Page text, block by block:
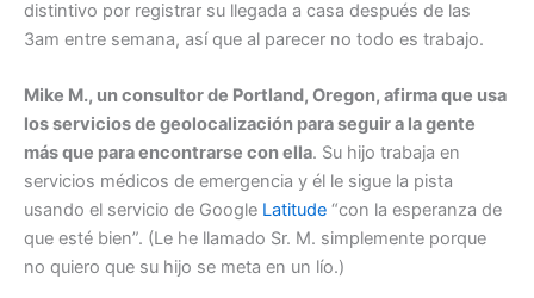
distintivo por registrar su llegada a casa después de las
3am entre semana, así que al parecer no todo es trabajo.
Mike M., un consultor de Portland, Oregon, afirma que usa
los servicios de geolocalización para seguir a la gente
más que para encontrarse con ella. Su hijo trabaja en
servicios médicos de emergencia y él le sigue la pista
usando el servicio de Google Latitude “con la esperanza de
que esté bien”. (Le he llamado Sr. M. simplemente porque
no quiero que su hijo se meta en un lío.)